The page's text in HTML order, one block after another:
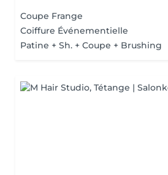
Coupe Frange
Coiffure Événementielle
Patine + Sh. + Coupe + Brushing